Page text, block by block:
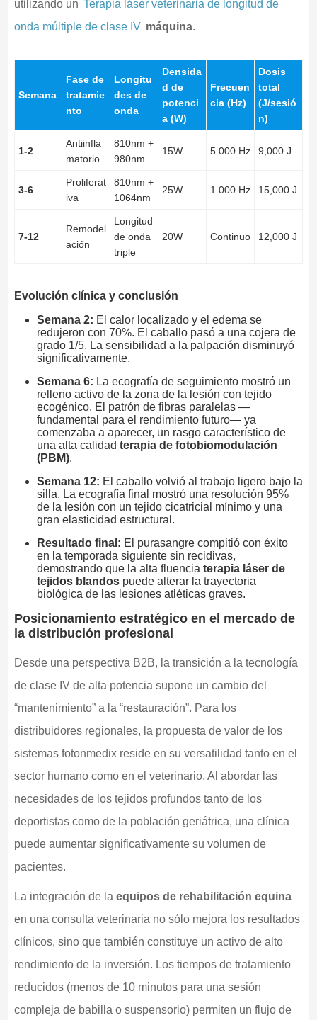
utilizando un Terapia láser veterinaria de longitud de
onda múltiple de clase IV máquina.
Semana
Fase de
tratamie
nto
Longitu
des de
onda
Densida
d de
potenci
a (W)
Frecuen
cia (Hz)
Dosis
total
(J/sesió
n)
1-2
Antiinfla
matorio
810nm +
980nm
15W 5.000 Hz 9,000 J
3-6
Proliferat
iva
810nm +
1064nm
25W 1.000 Hz 15,000 J
7-12
Remodel
ación
Longitud
de onda
triple
20W Continuo 12,000 J
Evolución clínica y conclusión
Semana 2: El calor localizado y el edema se
redujeron con 70%. El caballo pasó a una cojera de
grado 1/5. La sensibilidad a la palpación disminuyó
significativamente.
Semana 6: La ecografía de seguimiento mostró un
relleno activo de la zona de la lesión con tejido
ecogénico. El patrón de fibras paralelas —
fundamental para el rendimiento futuro— ya
comenzaba a aparecer, un rasgo característico de
una alta calidad terapia de fotobiomodulación
(PBM).
Semana 12: El caballo volvió al trabajo ligero bajo la
silla. La ecografía final mostró una resolución 95%
de la lesión con un tejido cicatricial mínimo y una
gran elasticidad estructural.
Resultado final: El purasangre compitió con éxito
en la temporada siguiente sin recidivas,
demostrando que la alta fluencia terapia láser de
tejidos blandospuede alterar la trayectoria
biológica de las lesiones atléticas graves.
Posicionamiento estratégico en el mercado de
la distribución profesional
Desde una perspectiva B2B, la transición a la tecnología
de clase IV de alta potencia supone un cambio del
“mantenimiento” a la “restauración”. Para los
distribuidores regionales, la propuesta de valor de los
sistemas fotonmedix reside en su versatilidad tanto en el
sector humano como en el veterinario. Al abordar las
necesidades de los tejidos profundos tanto de los
deportistas como de la población geriátrica, una clínica
puede aumentar significativamente su volumen de
pacientes.
La integración de la equipos de rehabilitación equina
en una consulta veterinaria no sólo mejora los resultados
clínicos, sino que también constituye un activo de alto
rendimiento de la inversión. Los tiempos de tratamiento
reducidos (menos de 10 minutos para una sesión
compleja de babilla o suspensorio) permiten un flujo de